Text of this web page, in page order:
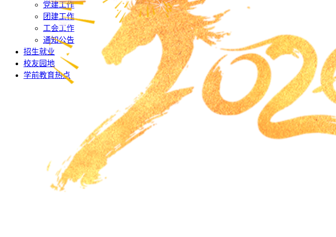
党建工作
团建工作
工会工作
通知公告
招生就业
校友园地
学前教育热点